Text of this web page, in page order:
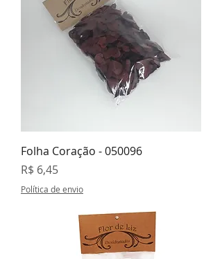
Folha Coração - 050096
Preço
R$ 6,45
Política de envio